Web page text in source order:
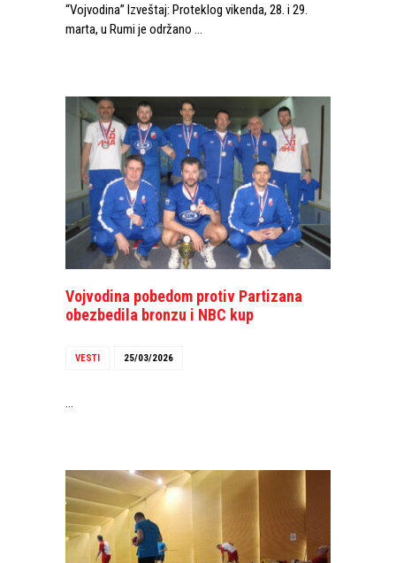
“Vojvodina” Izveštaj: Proteklog vikenda, 28. i 29.
marta, u Rumi je održano …
Vojvodina pobedom protiv Partizana
obezbedila bronzu i NBC kup
VESTI 25/03/2026
…